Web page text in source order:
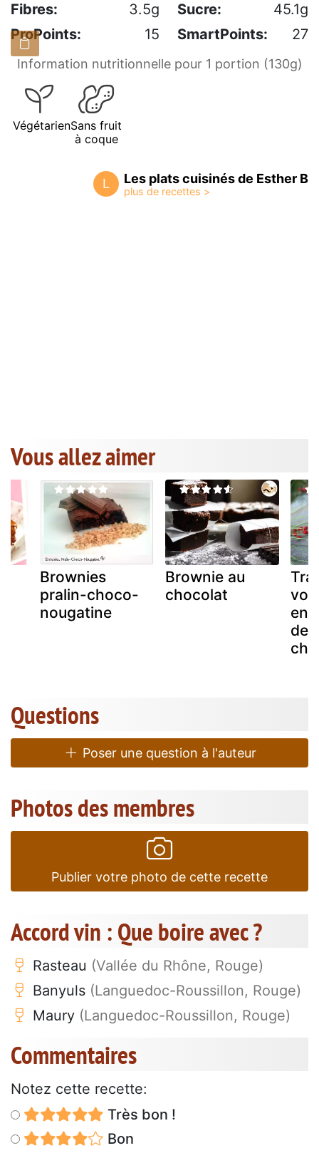
Fibres:
3.5g Sucre:
45.1g
ProPoints:
15 SmartPoints: 27
Information nutritionnelle pour 1 portion (130g)
VégétarienSans fruit
à coque
L Les plats cuisinés de Esther B
Vous allez aimer
Brownies
pralin-choco-
nougatine
Brownie au
chocolat
en
de
Questions
Poser une question à l'auteur
Photos des membres
Publier votre photo de cette recette
Accord vin : Que boire avec ?
Rasteau (Vallée du Rhône, Rouge)
Banyuls (Languedoc-Roussillon, Rouge)
Maury (Languedoc-Roussillon, Rouge)
Commentaires
Notez cette recette:
Très bon !
Bon